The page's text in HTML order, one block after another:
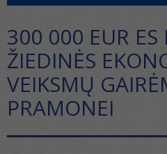
300 000 EUR ES
ŽIEDINĖS
VEIKSMŲ
PRAMONEI